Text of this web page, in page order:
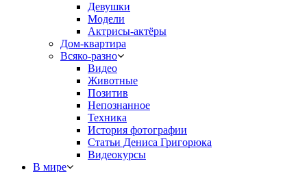
Девушки
Модели
Актрисы-актёры
Дом-квартира
Всяко-разно
Видео
Животные
Позитив
Непознанное
Техника
История фотографии
Статьи Дениса Григорюка
Видеокурсы
В мире